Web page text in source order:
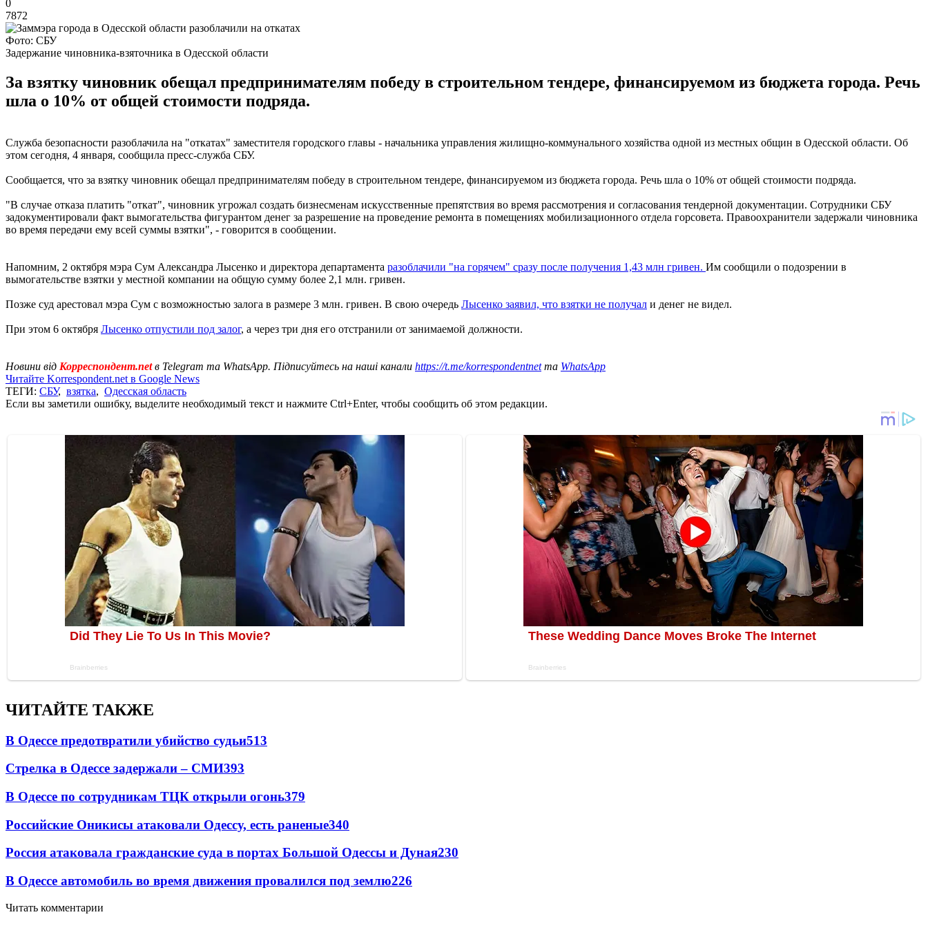
0
7872
Фото: СБУ
Задержание чиновника-взяточника в Одесской области
За взятку чиновник обещал предпринимателям победу в строительном тендере, финансируемом из бюджета города. Речь
шла о 10% от общей стоимости подряда.
Служба безопасности разоблачила на "откатах" заместителя городского главы - начальника управления жилищно-коммунального хозяйства одной из местных общин в Одесской области. Об
этом сегодня, 4 января, сообщила пресс-служба СБУ.
Сообщается, что за взятку чиновник обещал предпринимателям победу в строительном тендере, финансируемом из бюджета города. Речь шла о 10% от общей стоимости подряда.
"В случае отказа платить "откат", чиновник угрожал создать бизнесменам искусственные препятствия во время рассмотрения и согласования тендерной документации. Сотрудники СБУ
задокументировали факт вымогательства фигурантом денег за разрешение на проведение ремонта в помещениях мобилизационного отдела горсовета. Правоохранители задержали чиновника
во время передачи ему всей суммы взятки", - говорится в сообщении.
Напомним, 2 октября мэра Сум Александра Лысенко и директора департамента разоблачили "на горячем" сразу после получения 1,43 млн гривен. Им сообщили о подозрении в
вымогательстве взятки у местной компании на общую сумму более 2,1 млн. гривен.
Позже суд арестовал мэра Сум с возможностью залога в размере 3 млн. гривен. В свою очередь Лысенко заявил, что взятки не получал и денег не видел.
При этом 6 октября Лысенко отпустили под залог, а через три дня его отстранили от занимаемой должности.
Новини від Корреспондент.netв Telegram та WhatsApp. Підписуйтесь на наші канали https://t.me/korrespondentnetта WhatsApp
Читайте Korrespondent.net в Google News
ТЕГИ: СБУ, взятка, Одесская область
Если вы заметили ошибку, выделите необходимый текст и нажмите Ctrl+Enter, чтобы сообщить об этом редакции.
ЧИТАЙТЕ ТАКЖЕ
В Одессе предотвратили убийство судьи513
Стрелка в Одессе задержали – СМИ393
В Одессе по сотрудникам ТЦК открыли огонь379
Российские Оникисы атаковали Одессу, есть раненые340
Россия атаковала гражданские суда в портах Большой Одессы и Дуная230
В Одессе автомобиль во время движения провалился под землю226
Читать комментарии